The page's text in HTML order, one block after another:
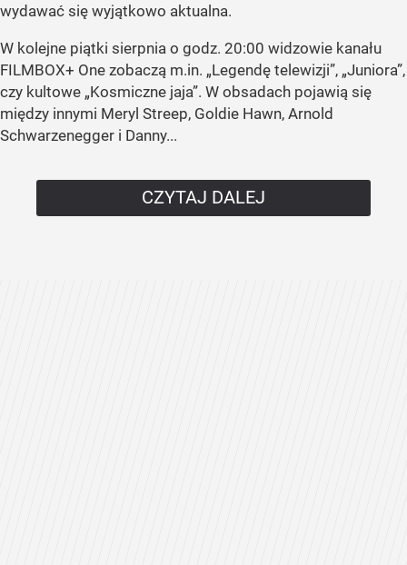
wydawać się wyjątkowo aktualna.
W kolejne piątki sierpnia o godz. 20:00 widzowie kanału
FILMBOX+ One zobaczą m.in. „Legendę telewizji”, „Juniora”,
czy kultowe „Kosmiczne jaja”. W obsadach pojawią się
między innymi Meryl Streep, Goldie Hawn, Arnold
Schwarzenegger i Danny...
CZYTAJ DALEJ